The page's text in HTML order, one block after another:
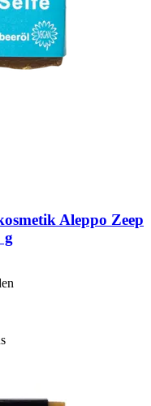
Aleppo Zeep
g